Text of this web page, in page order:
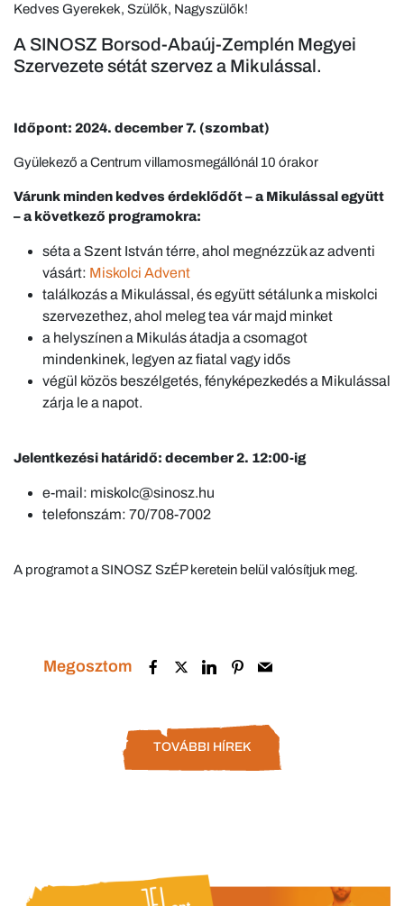
Kedves Gyerekek, Szülők, Nagyszülők!
A SINOSZ Borsod-Abaúj-Zemplén Megyei
Szervezete sétát szervez a Mikulással.
Időpont: 2024. december 7. (szombat)
Gyülekező a Centrum villamosmegállónál 10 órakor
Várunk minden kedves érdeklődőt – a Mikulással együtt
– a következő programokra:
séta a Szent István térre, ahol megnézzük az adventi
vásárt: Miskolci Advent
találkozás a Mikulással, és együtt sétálunk a miskolci
szervezethez, ahol meleg tea vár majd minket
a helyszínen a Mikulás átadja a csomagot
mindenkinek, legyen az fiatal vagy idős
végül közös beszélgetés, fényképezkedés a Mikulással
zárja le a napot.
Jelentkezési határidő: december 2. 12:00-ig
e-mail: miskolc@sinosz.hu
telefonszám: 70/708-7002
A programot a SINOSZ SzÉP keretein belül valósítjuk meg.
Megosztom
TOVÁBBI HÍREK